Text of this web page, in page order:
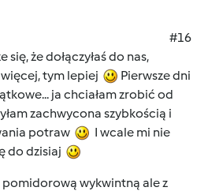
#16
się, że dołączyłaś do nas,
więcej, tym lepiej
Pierwsze dni
ja chciałam zrobić od
zachwycona szybkością i
potraw
I wcale mi nie
do dzisiaj
pomidorową wykwintną ale z